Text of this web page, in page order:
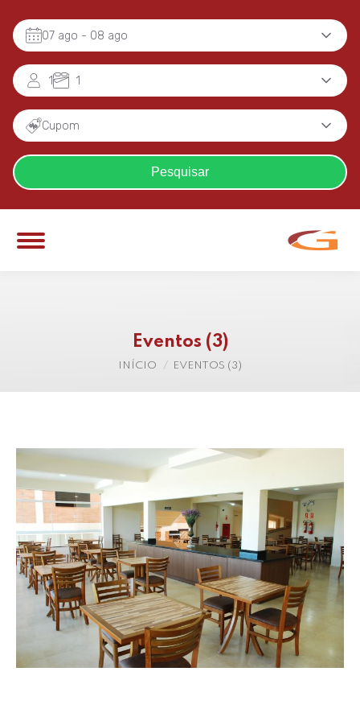
07 ago - 08 ago
1 1
Cupom
Pesquisar
Eventos (3)
Você está aqui:
INÍCIO EVENTOS (3)